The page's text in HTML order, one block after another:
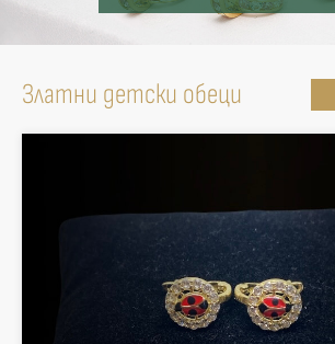
Златни детски обеци